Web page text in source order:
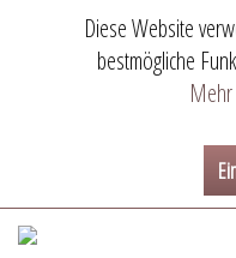
Diese Website
bestmögliche